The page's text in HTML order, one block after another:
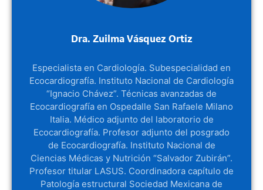
Dra. Zuilma Vásquez Ortiz
Especialista en Cardiología. Subespecialidad en
Ecocardiografía. Instituto Nacional de Cardiología
“Ignacio Chávez”. Técnicas avanzadas de
Ecocardiografía en Ospedalle San Rafaele Milano
Italia. Médico adjunto del laboratorio de
Ecocardiografía. Profesor adjunto del posgrado
de Ecocardiografía. Instituto Nacional de
Ciencias Médicas y Nutrición “Salvador Zubirán”.
Profesor titular LASUS. Coordinadora capítulo de
Patología estructural Sociedad Mexicana de